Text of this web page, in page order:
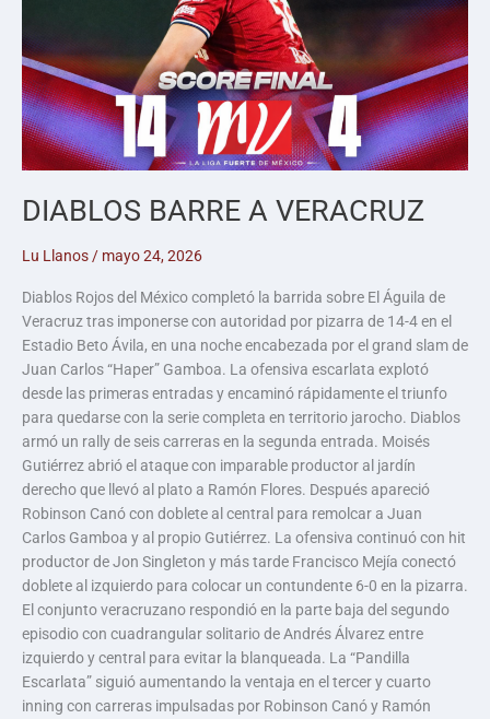
DIABLOS BARRE A VERACRUZ
Lu Llanos / mayo 24, 2026
Diablos Rojos del México completó la barrida sobre El Águila de
Veracruz tras imponerse con autoridad por pizarra de 14-4 en el
Estadio Beto Ávila, en una noche encabezada por el grand slam de
Juan Carlos “Haper” Gamboa. La ofensiva escarlata explotó
desde las primeras entradas y encaminó rápidamente el triunfo
para quedarse con la serie completa en territorio jarocho. Diablos
armó un rally de seis carreras en la segunda entrada. Moisés
Gutiérrez abrió el ataque con imparable productor al jardín
derecho que llevó al plato a Ramón Flores. Después apareció
Robinson Canó con doblete al central para remolcar a Juan
Carlos Gamboa y al propio Gutiérrez. La ofensiva continuó con hit
productor de Jon Singleton y más tarde Francisco Mejía conectó
doblete al izquierdo para colocar un contundente 6-0 en la pizarra.
El conjunto veracruzano respondió en la parte baja del segundo
episodio con cuadrangular solitario de Andrés Álvarez entre
izquierdo y central para evitar la blanqueada. La “Pandilla
Escarlata” siguió aumentando la ventaja en el tercer y cuarto
inning con carreras impulsadas por Robinson Canó y Ramón